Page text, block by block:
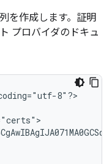
を作成します。証明
プロバイダのドキュ
8"?>